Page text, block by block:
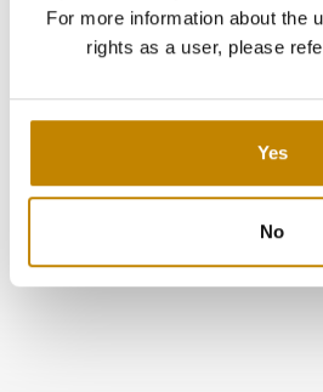
For more information about the
rights as a user, please
Yes
No